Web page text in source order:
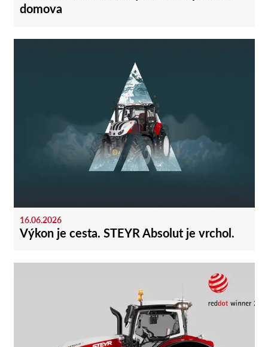
domova
16.06.2026
Výkon je cesta. STEYR Absolut je vrchol.